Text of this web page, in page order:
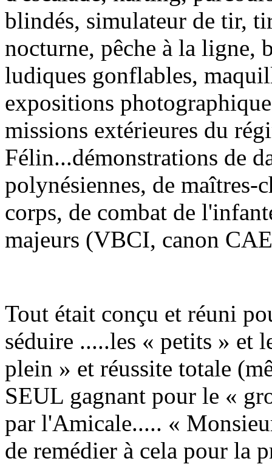
blindés, simulateur de tir,
nocturne, pêche à la ligne,
ludiques gonflables,
expositions
missions extérieures du
Félin...démonstrations de
polynésiennes, de maîtres-
corps, de combat de
majeurs (VBCI, canon
Tout était conçu et réuni
séduire .....les « petits » et
plein » et réussite totale
SEUL gagnant pour le «
par l'Amicale..... «
de remédier à cela pour la